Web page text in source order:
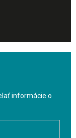
informácie o